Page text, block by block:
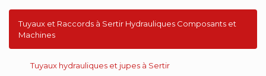
Tuyaux et Raccords à Sertir Hydrauliques Composants et
Machines
Tuyaux hydrauliques et jupes à Sertir